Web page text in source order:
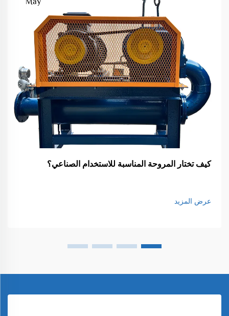
كيف تختار المروحة المناسبة للاستخدام الصناعي؟
عرض المزيد